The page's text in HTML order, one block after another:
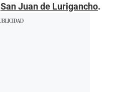
San Juan de Lurigancho.